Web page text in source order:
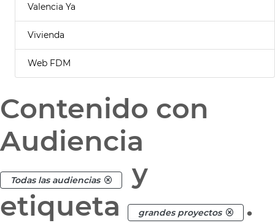
Valencia Ya
Vivienda
Web FDM
Contenido con
Audiencia
Todas las audiencias
y
etiqueta
grandes proyectos .